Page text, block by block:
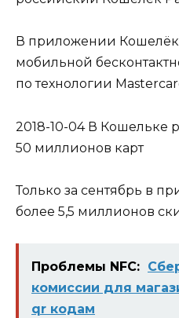
В приложении Кошелёк
мобильной
по технологии
2018-10-04 В Кошельке
50 миллионов карт
Только за сентябрь в
более 5,5 миллионов
Проблемы NFC:
комиссии для
qr кодам